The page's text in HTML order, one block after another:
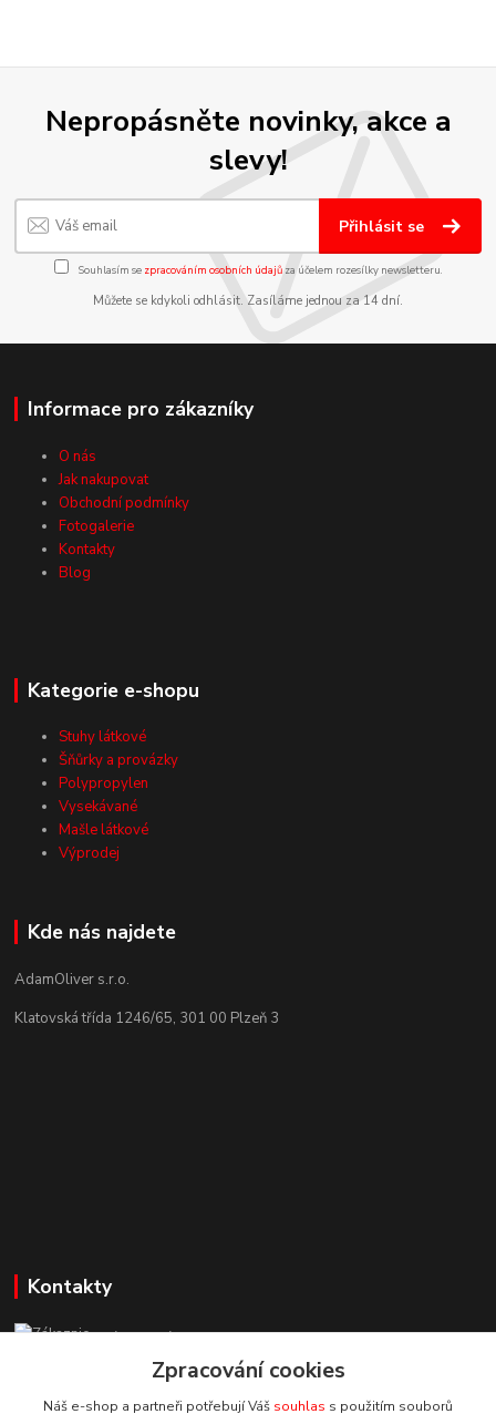
Nepropásněte novinky, akce a
slevy!
Přihlásit se
Souhlasím se zpracováním osobních údajůza účelem rozesílky newsletteru.
Můžete se kdykoli odhlásit. Zasíláme jednou za 14 dní.
Informace pro zákazníky
O nás
Jak nakupovat
Obchodní podmínky
Fotogalerie
Kontakty
Blog
Kategorie e-shopu
Stuhy látkové
Šňůrky a provázky
Polypropylen
Vysekávané
Mašle látkové
Výprodej
Kde nás najdete
AdamOliver s.r.o.
Klatovská třída 1246/65, 301 00 Plzeň 3
Kontakty
Zákaznická podpora StuhyLevně.cz
+420 725 618 353
(Po-Pá, 8-16 hod.)
Zpracování cookies
Náš e-shop a partneři potřebují Váš souhlas s použitím souborů